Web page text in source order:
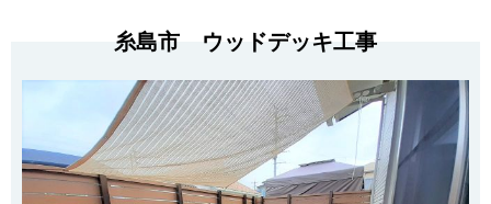
糸島市 ウッドデッキ工事